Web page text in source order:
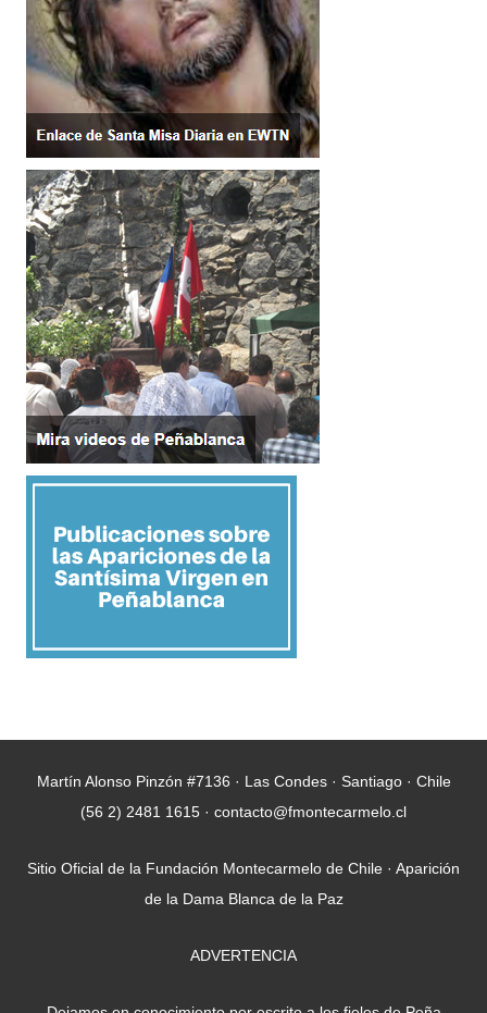
Martín Alonso Pinzón #7136 · Las Condes · Santiago · Chile
(56 2) 2481 1615 · contacto@fmontecarmelo.cl
Sitio Oficial de la Fundación Montecarmelo de Chile · Aparición
de la Dama Blanca de la Paz
ADVERTENCIA